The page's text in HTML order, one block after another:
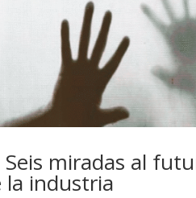
miradas al
industria